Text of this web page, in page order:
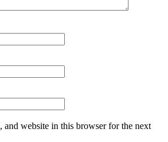
and website in this browser for the next